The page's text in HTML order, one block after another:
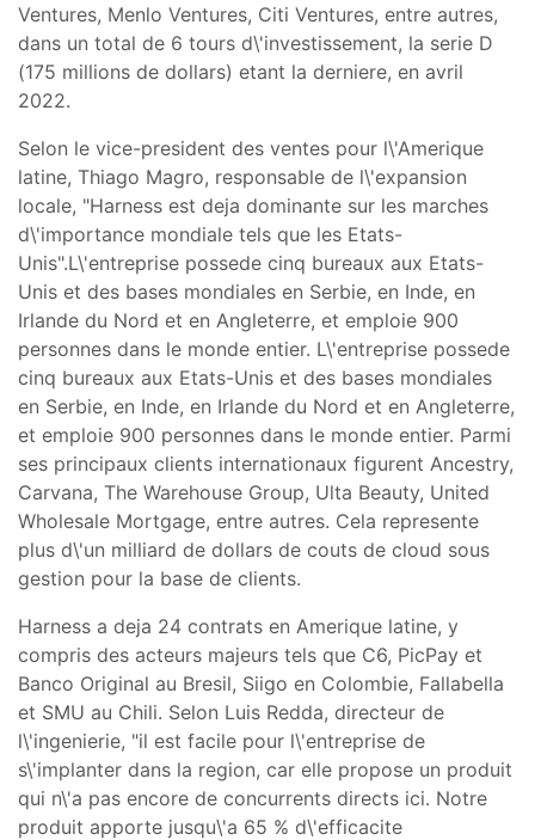
Ventures, Menlo Ventures, Citi Ventures, entre autres,
dans un total de 6 tours d\'investissement, la serie D
(175 millions de dollars) etant la derniere, en avril
2022.
Selon le vice-president des ventes pour l\'Amerique
latine, Thiago Magro, responsable de l\'expansion
locale, "Harness est deja dominante sur les marches
d\'importance mondiale tels que les Etats-
Unis".L\'entreprise possede cinq bureaux aux Etats-
Unis et des bases mondiales en Serbie, en Inde, en
Irlande du Nord et en Angleterre, et emploie 900
personnes dans le monde entier. L\'entreprise possede
cinq bureaux aux Etats-Unis et des bases mondiales
en Serbie, en Inde, en Irlande du Nord et en Angleterre,
et emploie 900 personnes dans le monde entier. Parmi
ses principaux clients internationaux figurent Ancestry,
Carvana, The Warehouse Group, Ulta Beauty, United
Wholesale Mortgage, entre autres. Cela represente
plus d\'un milliard de dollars de couts de cloud sous
gestion pour la base de clients.
Harness a deja 24 contrats en Amerique latine, y
compris des acteurs majeurs tels que C6, PicPay et
Banco Original au Bresil, Siigo en Colombie, Fallabella
et SMU au Chili. Selon Luis Redda, directeur de
l\'ingenierie, "il est facile pour l\'entreprise de
s\'implanter dans la region, car elle propose un produit
qui n\'a pas encore de concurrents directs ici. Notre
produit apporte jusqu\'a 65 % d\'efficacite